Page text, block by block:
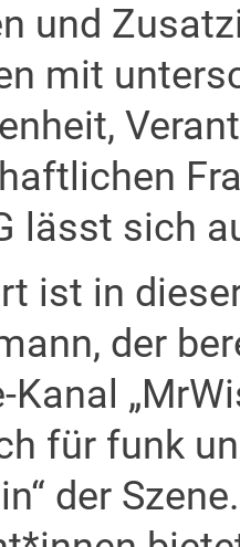
und
mit
lässt sich
ist in
der
Kanal
für funk
der